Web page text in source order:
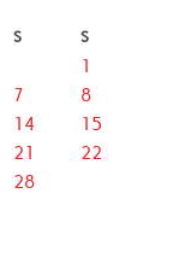
S S
1
7
8
14
15
21
22
28